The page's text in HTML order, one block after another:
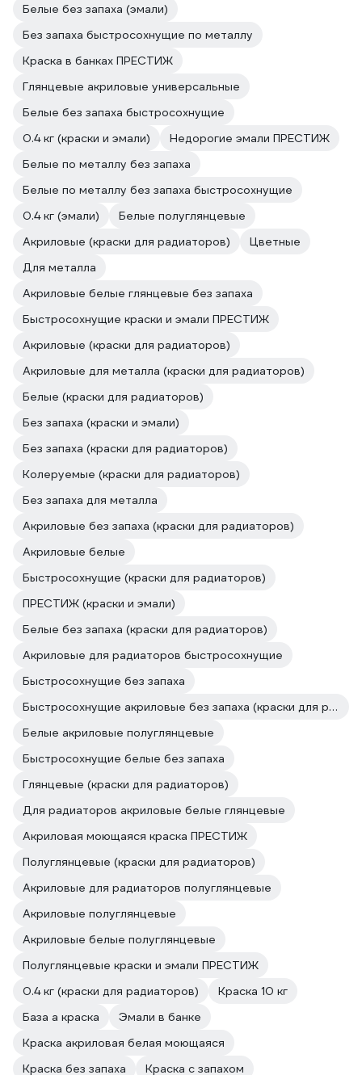
Белые без запаха (эмали)
Без запаха быстросохнущие по металлу
Краска в банках ПРЕСТИЖ
Глянцевые акриловые универсальные
Белые без запаха быстросохнущие
0.4 кг (краски и эмали)
Недорогие эмали ПРЕСТИЖ
Белые по металлу без запаха
Белые по металлу без запаха быстросохнущие
0.4 кг (эмали)
Белые полуглянцевые
Акриловые (краски для радиаторов)
Цветные
Для металла
Акриловые белые глянцевые без запаха
Быстросохнущие краски и эмали ПРЕСТИЖ
Акриловые (краски для радиаторов)
Акриловые для металла (краски для радиаторов)
Белые (краски для радиаторов)
Без запаха (краски и эмали)
Без запаха (краски для радиаторов)
Колеруемые (краски для радиаторов)
Без запаха для металла
Акриловые без запаха (краски для радиаторов)
Акриловые белые
Быстросохнущие (краски для радиаторов)
ПРЕСТИЖ (краски и эмали)
Белые без запаха (краски для радиаторов)
Акриловые для радиаторов быстросохнущие
Быстросохнущие без запаха
Быстросохнущие акриловые без запаха (краски для радиаторов)
Белые акриловые полуглянцевые
Быстросохнущие белые без запаха
Глянцевые (краски для радиаторов)
Для радиаторов акриловые белые глянцевые
Акриловая моющаяся краска ПРЕСТИЖ
Полуглянцевые (краски для радиаторов)
Акриловые для радиаторов полуглянцевые
Акриловые полуглянцевые
Акриловые белые полуглянцевые
Полуглянцевые краски и эмали ПРЕСТИЖ
0.4 кг (краски для радиаторов)
Краска 10 кг
База а краска
Эмали в банке
Краска акриловая белая моющаяся
Краска без запаха
Краска с запахом